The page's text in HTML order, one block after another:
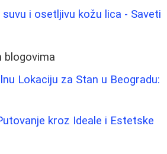
i osetljivu kožu lica - Saveti
blogovima
Lokaciju za Stan u Beogradu:
kroz Ideale i Estetske